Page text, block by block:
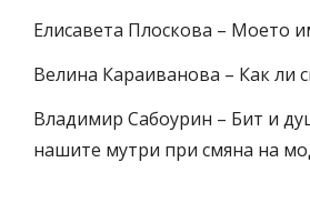
Елисавета Плоскова – Моето
Велина Караиванова – Как ли
Владимир Сабоурин – Бит и
нашите мутри при смяна на